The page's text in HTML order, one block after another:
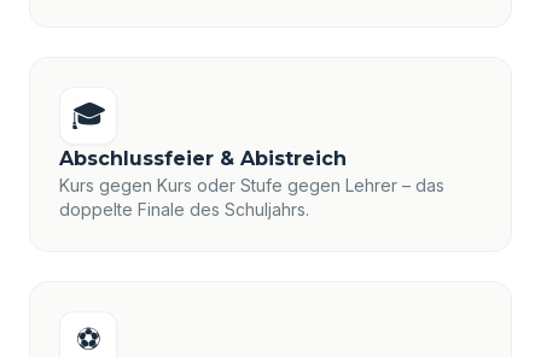
🎓
Abschlussfeier & Abistreich
Kurs gegen Kurs oder Stufe gegen Lehrer – das
doppelte Finale des Schuljahrs.
⚽